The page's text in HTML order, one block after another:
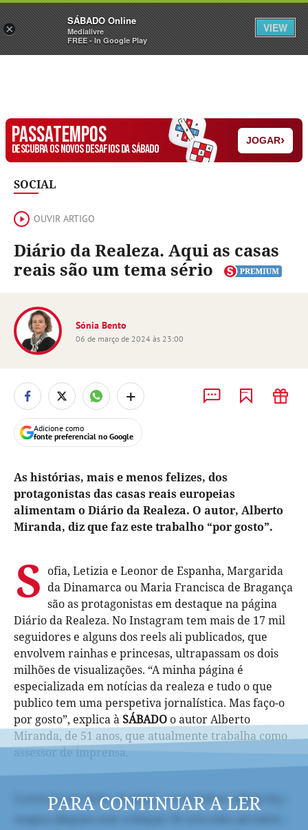
Sábado Assine Iniciar Sessão
PASSATEMPOS
DESCUBRA OS NOVOS DESAFIOS DA SÁBADO
JOGAR›
SOCIAL
OUVIR ARTIGO
Diário da Realeza. Aqui as casas
reais são um tema sério
Sónia Bento
06 de março de 2024 às 23:00
+
Adicione como
fonte preferencial no Google
As histórias, mais e menos felizes, dos
protagonistas das casas reais europeias
alimentam o Diário da Realeza. O autor, Alberto
Miranda, diz que faz este trabalho “por gosto”.
S ofia, Letizia e Leonor de Espanha, Margarida
da Dinamarca ou Maria Francisca de Bragança
são as protagonistas em destaque na página
Diário da Realeza. No Instagram tem mais de 17 mil
seguidores e alguns dos reels ali publicados, que
envolvem rainhas e princesas, ultrapassam os dois
milhões de visualizações. “A minha página é
especializada em notícias da realeza e tudo o que
publico tem uma perspetiva jornalística. Mas faço-o
por gosto”, explica àSÁBADO o autor Alberto
Miranda, de 51 anos, que atualmente trabalha como
assessor de imprensa.
PARA CONTINUAR A LER
×
SÁBADO Online
Medialivre
FREE - In Google Play
VIEW